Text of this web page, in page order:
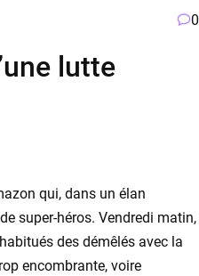
0
lutte
qui, dans un élan
super-héros. Vendredi matin,
des démêlés avec la
encombrante, voire